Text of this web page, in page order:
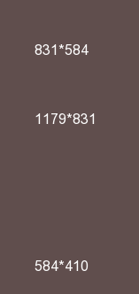
831*584
1179*831
584*410